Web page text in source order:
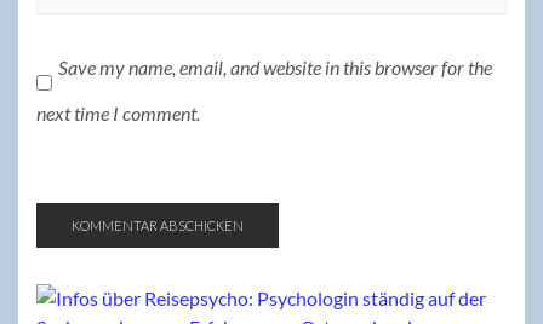
Save my name, email, and website in this browser for the
next time I comment.